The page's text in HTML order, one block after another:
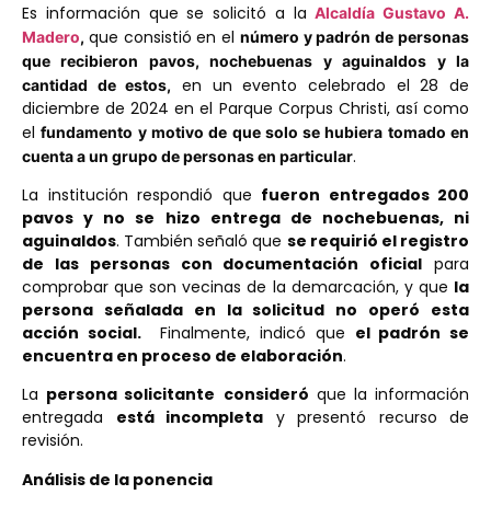
Es información que se solicitó a laAlcaldía Gustavo A.
Madero, que consistió en el número y padrón de personas
que recibieron pavos, nochebuenas y aguinaldos y la
cantidad de estos,
en un evento celebrado el 28 de
diciembre de 2024 en el Parque Corpus Christi, así como
elfundamento y motivo de que solo se hubiera tomado en
cuenta a un grupo de personas en particular.
La institución respondió que fueron entregados 200
pavos y no se hizo entrega de nochebuenas, ni
aguinaldos. También señaló que se requirió el registro
de las personas con documentación oficial para
comprobar que son vecinas de la demarcación, y que la
persona señalada en la solicitud no operó esta
acción social.Finalmente, indicó que el padrón se
encuentra en proceso de elaboración.
La persona solicitante consideró que la información
entregada está incompleta y presentó recurso de
revisión.
Análisis de la ponencia